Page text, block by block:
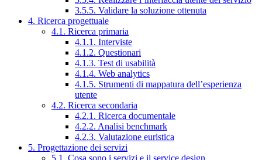
3.5.5. Validare la soluzione ottenuta
4. Ricerca progettuale
4.1. Ricerca primaria
4.1.1. Interviste
4.1.2. Questionari
4.1.3. Test di usabilità
4.1.4. Web analytics
4.1.5. Strumenti di mappatura dell’esperienza
utente
4.2. Ricerca secondaria
4.2.1. Ricerca documentale
4.2.2. Analisi benchmark
4.2.3. Valutazione euristica
5. Progettazione dei servizi
5.1. Cosa sono i servizi e il service design